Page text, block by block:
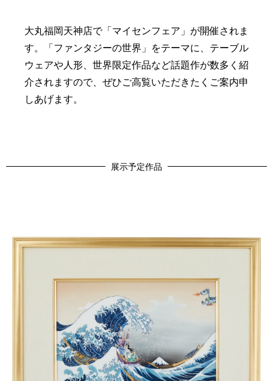
大丸福岡天神店で「マイセンフェア」が開催されま
す。「ファンタジーの世界」をテーマに、テーブル
ウェアや人形、世界限定作品など話題作が数多く紹
介されますので、ぜひご高覧いただきたくご案内申
しあげます。
展示予定作品